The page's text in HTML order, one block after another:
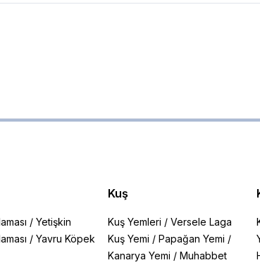
/Yetişkin
/Yavru Köpek
Kuş
Kuş Yemleri / Versele Laga
Kuş Yemi / Papağan Yemi /
Kanarya Yemi / Muhabbet